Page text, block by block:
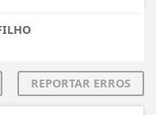
REPORTAR ERROS